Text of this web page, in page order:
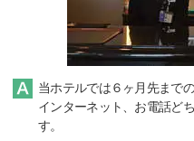
当ホテルでは６ヶ月先まで
インターネット、お電話ど
す。